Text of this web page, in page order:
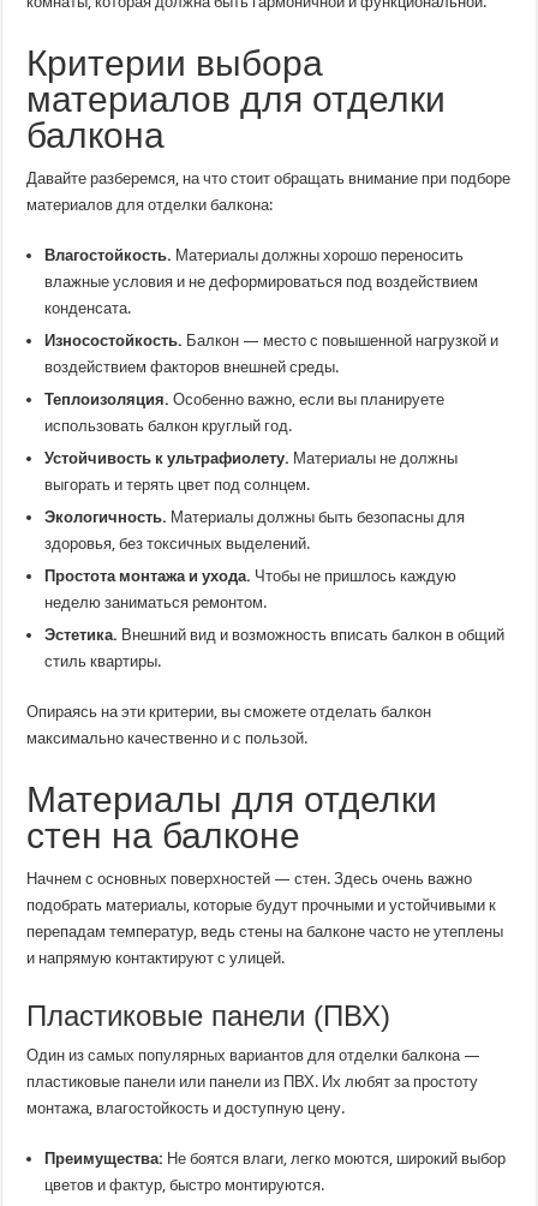
Критерии выбора
материалов для отделки
балкона
Давайте разберемся, на что стоит обращать внимание при подборе
материалов для отделки балкона:
Влагостойкость. Материалы должны хорошо переносить
влажные условия и не деформироваться под воздействием
конденсата.
Износостойкость. Балкон — место с повышенной нагрузкой и
воздействием факторов внешней среды.
Теплоизоляция. Особенно важно, если вы планируете
использовать балкон круглый год.
Устойчивость к ультрафиолету. Материалы не должны
выгорать и терять цвет под солнцем.
Экологичность. Материалы должны быть безопасны для
здоровья, без токсичных выделений.
Простота монтажа и ухода. Чтобы не пришлось каждую
неделю заниматься ремонтом.
Эстетика. Внешний вид и возможность вписать балкон в общий
стиль квартиры.
Опираясь на эти критерии, вы сможете отделать балкон
максимально качественно и с пользой.
Материалы для отделки
стен на балконе
Начнем с основных поверхностей — стен. Здесь очень важно
подобрать материалы, которые будут прочными и устойчивыми к
перепадам температур, ведь стены на балконе часто не утеплены
и напрямую контактируют с улицей.
Пластиковые панели (ПВХ)
Один из самых популярных вариантов для отделки балкона —
пластиковые панели или панели из ПВХ. Их любят за простоту
монтажа, влагостойкость и доступную цену.
Преимущества: Не боятся влаги, легко моются, широкий выбор
цветов и фактур, быстро монтируются.